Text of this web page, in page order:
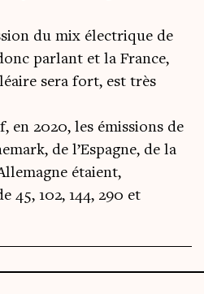
du mix électrique de
parlant et la France,
sera fort, est très
en 2020, les émissions de
de l’Espagne, de la
étaient,
45, 102, 144, 290 et